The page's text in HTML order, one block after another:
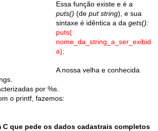
Essa função existe e é a
puts() (de put string), e sua
sintaxe é idêntica a da gets():
puts(
nome_da_string_a_ser_exibid
a);
A nossa velha e conhecida
por %s.
o printf, fazemos:
C que pede os dados cadastrais completos